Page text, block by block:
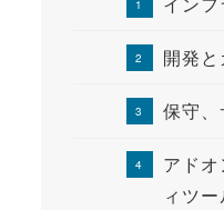
開発
保守
アド
ィツー